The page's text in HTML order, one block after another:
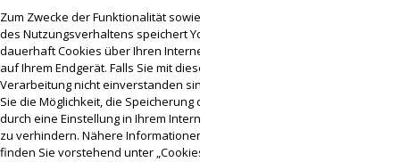
Zum Zwecke der Funktionalität sowie zur Analyse
des Nutzungsverhaltens speichert YouTube
dauerhaft Cookies über Ihren Internet-Browser
auf Ihrem Endgerät. Falls Sie mit dieser
Verarbeitung nicht einverstanden sind, haben
Sie die Möglichkeit, die Speicherung der Cookies
durch eine Einstellung in Ihrem Internet-Browsers
zu verhindern. Nähere Informationen hierzu
finden Sie vorstehend unter „Cookies“.